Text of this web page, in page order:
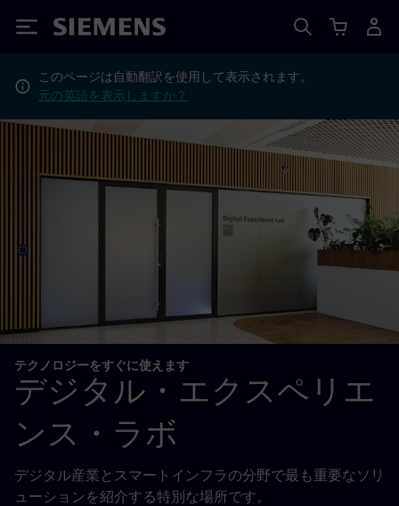
Siemens
このページは自動翻訳を使用して表示されます。
元の英語を表示しますか？
テクノロジーをすぐに使えます
デジタル・エクスペリエ
ンス・ラボ
デジタル産業とスマートインフラの分野で最も重要なソリ
ューションを紹介する特別な場所です。